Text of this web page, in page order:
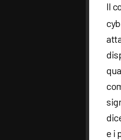
Il
e i